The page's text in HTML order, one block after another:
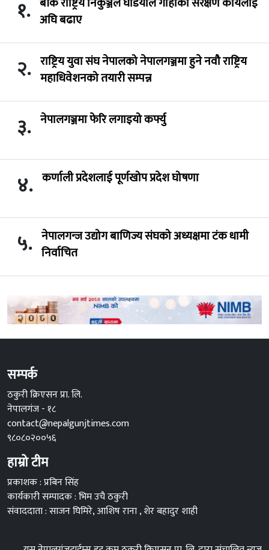
१. अघि बढाए
२. राष्ट्रिय युवा संघ नेपालको नेपालगञ्जमा हुने नवौ राष्ट्रिय
महाधिवेशनको तयारी सम्पन्न
३. नेपालगञ्जमा फेरि लगाइयो कर्फ्यु
४. कर्णाली प्रदेशलाई पूर्णखोप प्रदेश घोषणा
५. नेपालगन्ज उद्योग बाणिज्य संघको अध्यक्षमा टंक धामी
निर्वाचित
सम्पर्क
ठकुरी क्रिएसन प्रा. लि.
नेपालगंज - १८
contact@nepalgunjtimes.com
९८०८०२००५६
हाम्रो टीम
प्रकाशक : प्रबिन सिंह
कार्यकारी सम्पादक : भिम उचै ठकुरी
संवाददाता : साजन घिमिरे, आशिष राना , शेर बहादुर शाही